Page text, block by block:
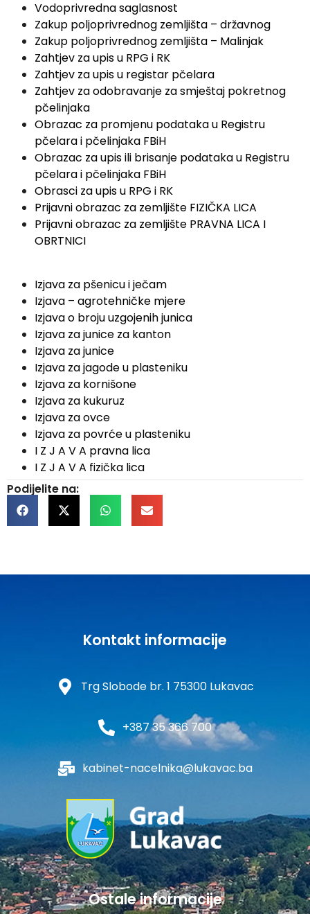
Vodoprivredna saglasnost
Zakup poljoprivrednog zemljišta – državnog
Zakup poljoprivrednog zemljišta – Malinjak
Zahtjev za upis u RPG i RK
Zahtjev za upis u registar pčelara
Zahtjev za odobravanje za smještaj pokretnog
pčelinjaka
Obrazac za promjenu podataka u Registru
pčelara i pčelinjaka FBiH
Obrazac za upis ili brisanje podataka u Registru
pčelara i pčelinjaka FBiH
Obrasci za upis u RPG i RK
Prijavni obrazac za zemljište FIZIČKA LICA
Prijavni obrazac za zemljište PRAVNA LICA I
OBRTNICI
Izjava za pšenicu i ječam
Izjava – agrotehničke mjere
Izjava o broju uzgojenih junica
Izjava za junice za kanton
Izjava za junice
Izjava za jagode u plasteniku
Izjava za kornišone
Izjava za kukuruz
Izjava za ovce
Izjava za povrće u plasteniku
I Z J A V A pravna lica
I Z J A V A fizička lica
Podijelite na:
Kontakt informacije
Trg Slobode br. 1 75300 Lukavac
+387 35 366 700
kabinet-nacelnika@lukavac.ba
Ostale informacije